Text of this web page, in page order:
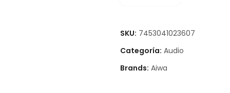
SKU: 7453041023607
Categoría: Audio
Brands: Aiwa